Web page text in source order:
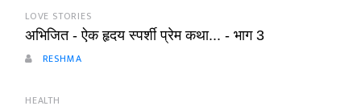
LOVE STORIES
अभिजित - ऐक हृदय स्पर्शी प्रेम कथा... - भाग 3
RESHMA
HEALTH